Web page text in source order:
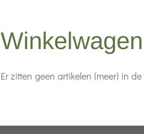
Winkelwagen
Er zitten geen artikelen (meer) in